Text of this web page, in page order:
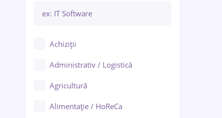
Bacău
Galați (Galați)
Ploiești
Achiziții
Administrativ / Logistică
Agricultură
Alimentație / HoReCa